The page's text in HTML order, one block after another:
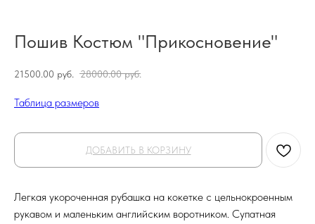
Пошив Костюм "Прикосновение"
21500.00 руб. 28000.00 руб.
Таблица размеров
ДОБАВИТЬ В КОРЗИНУ
Легкая укороченная рубашка на кокетке с цельнокроенным
рукавом и маленьким английским воротником. Супатная